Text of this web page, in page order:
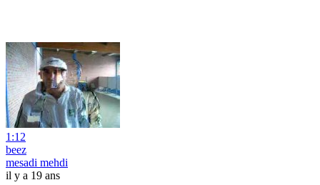
1:12
beez
mesadi mehdi
il y a 19 ans